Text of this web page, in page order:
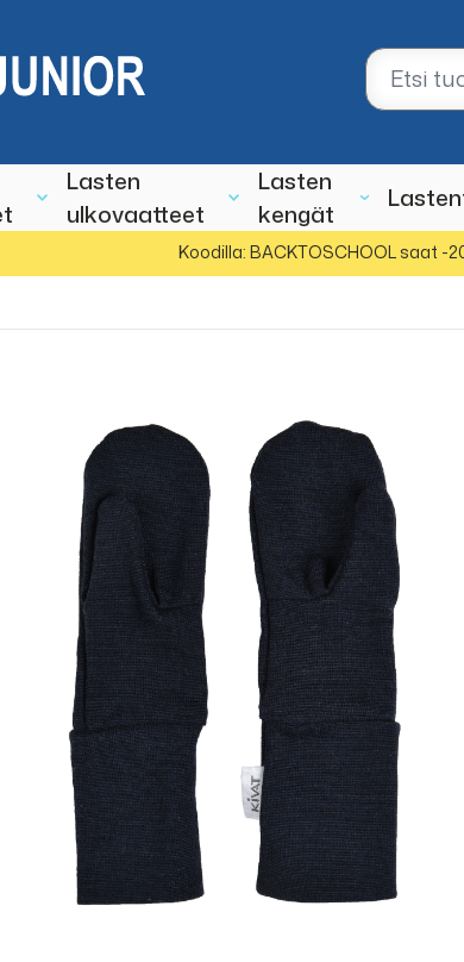
Lasten
ulkovaatteet
Lasten
kengät
Koodilla: BACKTOSCHOOL saat -